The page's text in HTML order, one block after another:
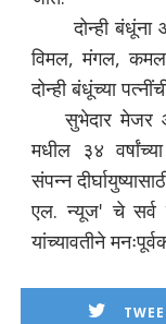
दोन्ही
विमल, मंगल,
दोन्ही बंधूंच्या
सुभेदार मेजर
मधील ३४
संपन्न
एल. न्यूज' चे सर्व
यांच्यावतीने